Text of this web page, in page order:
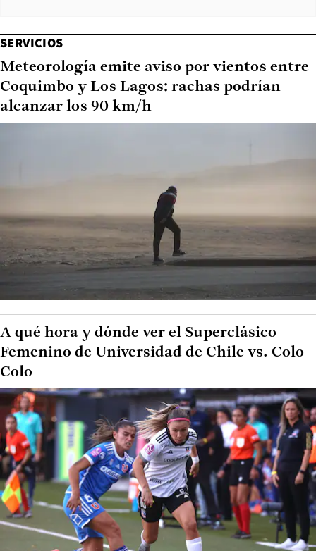
SERVICIOS
Meteorología emite aviso por vientos entre
Coquimbo y Los Lagos: rachas podrían
alcanzar los 90 km/h
A qué hora y dónde ver el Superclásico
Femenino de Universidad de Chile vs. Colo
Colo